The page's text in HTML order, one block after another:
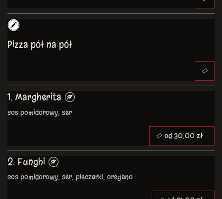
Pizza pół na pół
1. Margherita
sos pomidorowy, ser
2. Funghi
sos pomidorowy, ser, pieczarki, oregano